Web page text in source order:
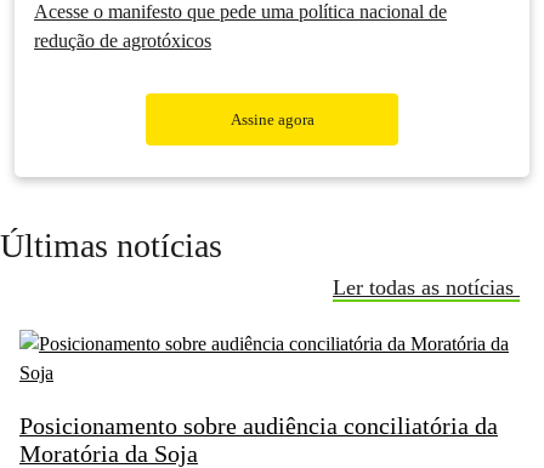
Acesse o manifesto que pede uma política nacional de
redução de agrotóxicos
Assine agora
Últimas notícias
Ler todas as notícias
Posicionamento sobre audiência conciliatória da
Moratória da Soja